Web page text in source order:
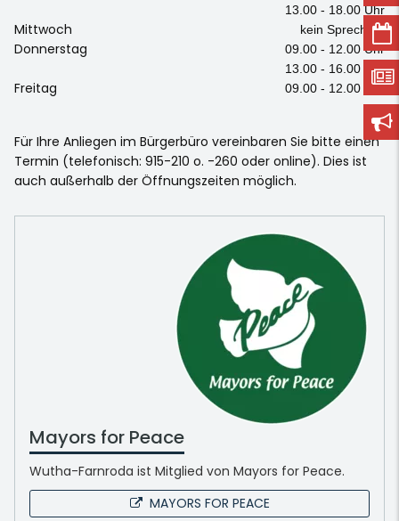
13.00 - 18.00 Uhr
Mittwoch kein Sprechtag
Donnerstag
09.00 - 12.00 Uhr
13.00 - 16.00 Uhr
Freitag 09.00 - 12.00 Uhr
Für Ihre Anliegen im Bürgerbüro vereinbaren Sie bitte einen
Termin (telefonisch: 915-210 o. -260 oder online). Dies ist
auch außerhalb der Öffnungszeiten möglich.
Mayors for Peace
Wutha-Farnroda ist Mitglied von Mayors for Peace.
MAYORS FOR PEACE